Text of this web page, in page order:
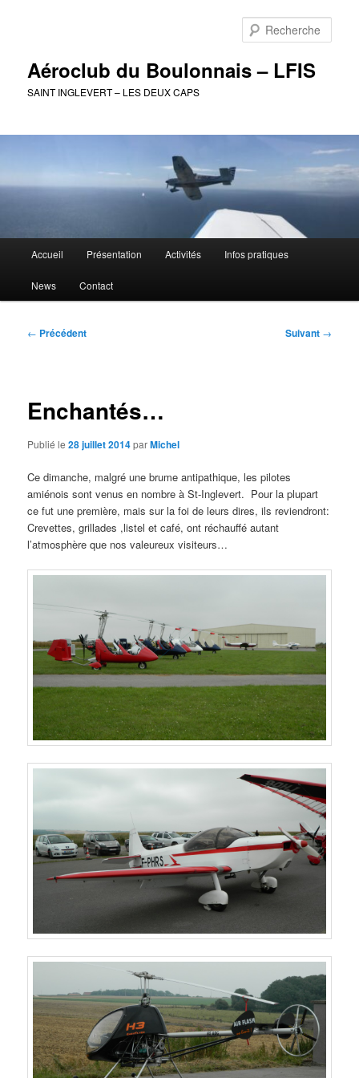
Aéroclub du Boulonnais – LFIS
SAINT INGLEVERT – LES DEUX CAPS
principal
Accueil Présentation Activités Infos pratiques
News Contact
Navigation
← Précédent Suivant →
Enchantés…
Publié le28 juillet 2014parMichel
Ce dimanche, malgré une brume antipathique, les pilotes
amiénois sont venus en nombre à St-Inglevert. Pour la plupart
ce fut une première, mais sur la foi de leurs dires, ils reviendront:
Crevettes, grillades ,listel et café, ont réchauffé autant
l’atmosphère que nos valeureux visiteurs…